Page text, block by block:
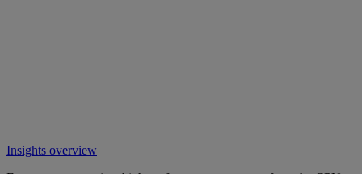
Insights overview